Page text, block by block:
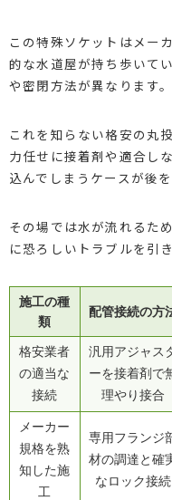
この特殊ソケットはメー
的な水道屋が持ち歩いて
や密閉方法が異なります。
これを知らない格安の丸
力任せに接着剤や適合し
込んでしまうケースが後
その場では水が流れるた
に恐ろしいトラブルを引
施工の種
類
配管接続の方
格安業者
の適当な
接続
汎用アジャス
ーを接着剤で
理やり接合
メーカー
規格を熟
知した施
工
専用フランジ
材の調達と確
なロック接続